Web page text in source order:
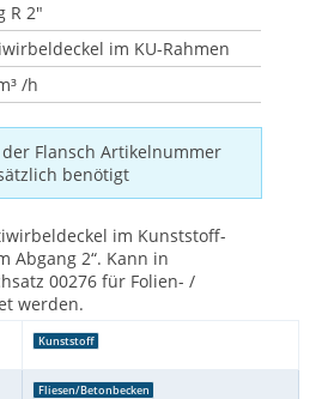
R 2"
im KU-Rahmen
/h
Flansch Artikelnummer
benötigt
im Kunststoff-
Abgang 2“. Kann in
00276 für Folien- /
werden.
Kunststoff
Fliesen/Betonbecken